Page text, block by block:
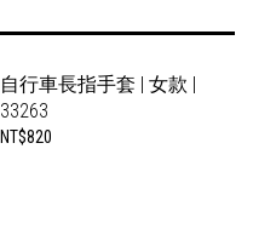
自行車長指手套 | 女款 |
33263
NT$820